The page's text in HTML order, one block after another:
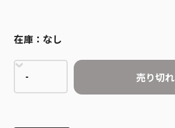
在庫： なし
売り切れ